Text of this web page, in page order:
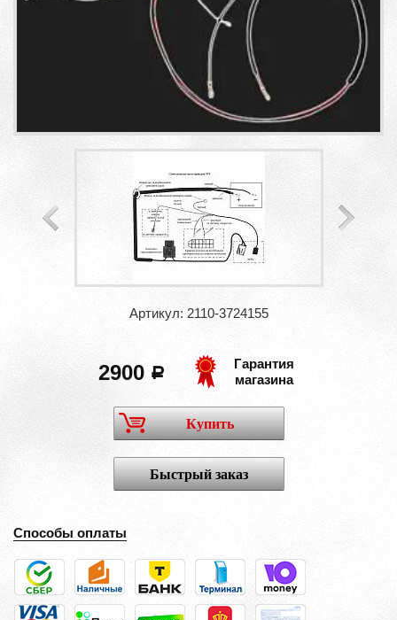
Артикул: 2110-3724155
2900 a
Гарантия
магазина
Купить
Быстрый заказ
Способы оплаты